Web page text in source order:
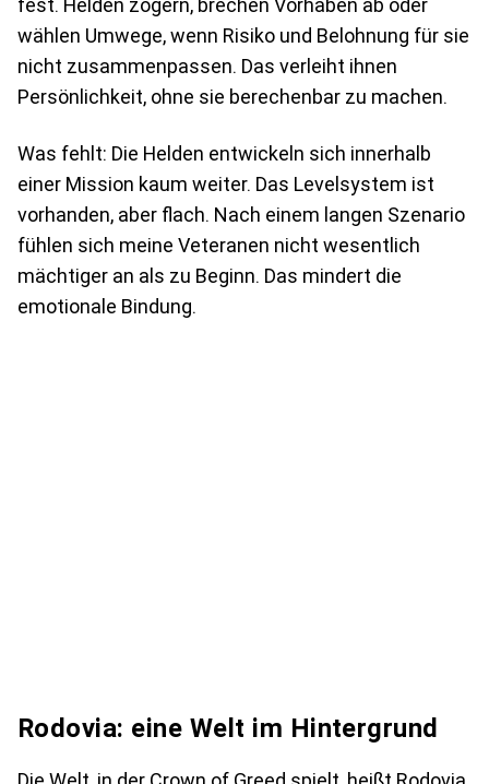
wählen Umwege, wenn Risiko und Belohnung für sie
nicht zusammenpassen. Das verleiht ihnen
Persönlichkeit, ohne sie berechenbar zu machen.
Was fehlt: Die Helden entwickeln sich innerhalb
einer Mission kaum weiter. Das Levelsystem ist
vorhanden, aber flach. Nach einem langen Szenario
fühlen sich meine Veteranen nicht wesentlich
mächtiger an als zu Beginn. Das mindert die
emotionale Bindung.
Rodovia: eine Welt im Hintergrund